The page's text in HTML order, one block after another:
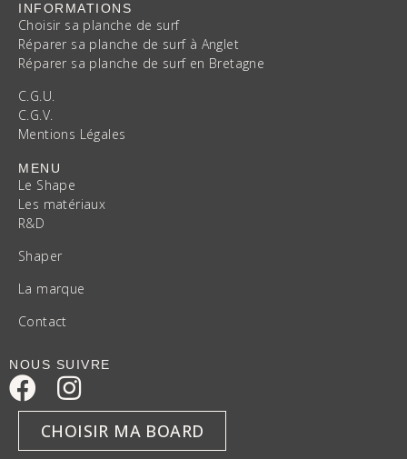
INFORMATIONS
Choisir sa planche de surf
Réparer sa planche de surf à Anglet
Réparer sa planche de surf en Bretagne
C.G.U.
C.G.V.
Mentions Légales
MENU
Le Shape
Les matériaux
R&D
Shaper
La marque
Contact
NOUS SUIVRE
CHOISIR MA BOARD